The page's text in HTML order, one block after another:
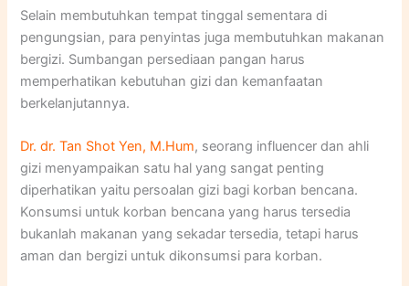
Selain membutuhkan tempat tinggal sementara di
pengungsian, para penyintas juga membutuhkan makanan
bergizi. Sumbangan persediaan pangan harus
memperhatikan kebutuhan gizi dan kemanfaatan
berkelanjutannya.
Dr. dr. Tan Shot Yen, M.Hum, seorang influencer dan ahli
gizi menyampaikan satu hal yang sangat penting
diperhatikan yaitu persoalan gizi bagi korban bencana.
Konsumsi untuk korban bencana yang harus tersedia
bukanlah makanan yang sekadar tersedia, tetapi harus
aman dan bergizi untuk dikonsumsi para korban.